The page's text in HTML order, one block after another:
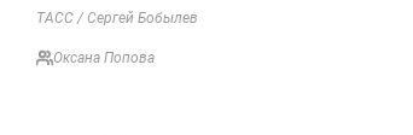
ТАСС / Сергей Бобылев
Оксана Попова